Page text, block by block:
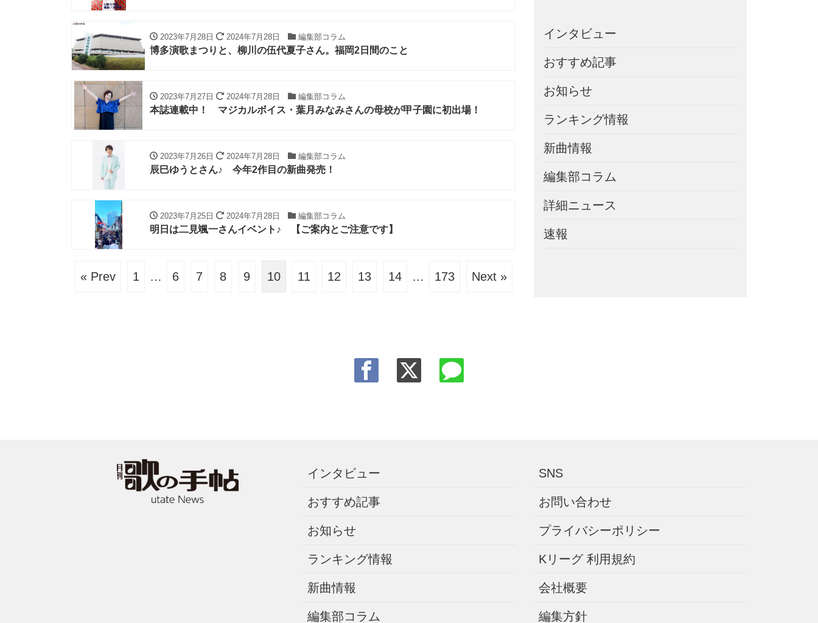
2023年7月28日 2024年7月28日 編集部コラム
博多演歌まつりと、柳川の伍代夏子さん。福岡2日間のこと
2023年7月27日 2024年7月28日 編集部コラム
本誌連載中！ マジカルボイス・葉月みなみさんの母校が甲子園に初出場！
2023年7月26日 2024年7月28日 編集部コラム
辰巳ゆうとさん♪ 今年2作目の新曲発売！
2023年7月25日 2024年7月28日 編集部コラム
明日は二見颯一さんイベント♪ 【ご案内とご注意です】
« Prev 1 … 6 7 8 9 10 11 12 13 14 … 173 Next »
インタビュー
おすすめ記事
お知らせ
ランキング情報
新曲情報
編集部コラム
詳細ニュース
速報
インタビュー
おすすめ記事
お知らせ
ランキング情報
新曲情報
編集部コラム
SNS
お問い合わせ
プライバシーポリシー
Kリーグ 利用規約
会社概要
編集方針